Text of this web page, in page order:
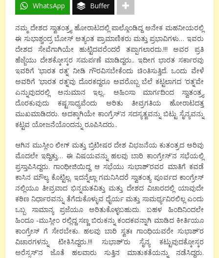
WhatsApp Buffer
ನಮ್ಮ ದೇಶದ ಸ್ವಾತಂತ್ರ್ಯ ಹೋರಾಟದಲ್ಲಿ ಪಾಲ್ಗೊಂಡಿದ್ದ ಅನೇಕ ಮಹನೀಯರಲ್ಲಿ
ಈ ಸುಭಾಶ್ಚಂದ್ರ ಬೋಸ್ ಅತ್ಯಂತ ಪ್ರಾಮಾಣಿಕರು ಮತ್ತು ಪ್ರಭಾವಿಗಳು… ಇವರು
ದೇಶದ ಸೇವೆಗಾಗಿಯೇ ಹುಟ್ಟಿದವರೆಂದರೆ ತಪ್ಪಾಗಲಾರದು.!!! ಅವರ ಪ್ರತಿ
ಹೆಜ್ಜೆಯು ದೇಶಕ್ಕೋಸ್ಕರ ಸಮರ್ಪಣೆ ಮಾಡಿದ್ದರು.. ಇದೀಗ ಭಾರತ ಸರ್ಕಾರವು
ಇವರಿಗೆ ‘ಭಾರತ ರತ್ನ’ ನೀಡಿ ಗೌರವಿಸಬೇಕೆಂದು ಚಿಂತಿಸುತ್ತಿದೆ. ಒಂದು ವೇಳೆ
ಅವರಿಗೆ ‘ಭಾರತ ರತ್ನ’ವು ದೊರಕದ್ದರೂ ಅವರೊಬ್ಬ ಬೆಲೆ ಕಟ್ಟಲಾಗದ ‘ರತ್ನ’ವೇ
ಎನ್ನುವುದರಲ್ಲಿ ಅನುಮಾನ ಇಲ್ಲ.. ಅಹಿಂಸಾ ಮಾರ್ಗದಿಂದ ಸ್ವಾತಂತ್ರ್ಯ
ದೊರಕುವುದು ಕಷ್ಟಸಾಧ್ಯವೆಂದು ಅರಿತು ತೀವ್ರಗತಿಯ ಹೋರಾಟದತ್ತ
ಮುಖಮಾಡಿದರು. ಅದಕ್ಕಾಗಿಯೇ ಕಾಂಗ್ರೆಸ್’ನ ಸದಸ್ಯತ್ವವನ್ನು ಬಿಟ್ಟು ಸೈನ್ಯವನ್ನು
ಕಟ್ಟವ ಯೋಜನೆಯೊಂದನ್ನು ರೂಪಿಸಿದರು..
ಆಗಿನ ಮುಸ್ಲೀಂ ಲೀಗ್ ಮತ್ತು ಬ್ರಿಟೀಷರ ದೇಶ ವಿಭಜನೆಯ ಕುತಂತ್ರದ ಅರಿವು
ಮೊದಲೇ ಇದ್ದಿತ್ತು… ಈ ವಿಷಯವನ್ನು ಹಲವು ಬಾರಿ ಕಾಂಗ್ರೇಸ್’ನ ಸಭೆಯಲ್ಲಿ
ಪ್ರಸ್ತಾಪಿಸಿದ್ದರು. ಗಾಂಧೀಜಿಯಿದ್ದ ಆ ಸಭೆಯು ಸುಭಾಶ್’ರವರ ಮಾತಿಗೆ ಕವಡೆ
ಕಾಸಿನ ಮೌಲ್ಯ ಕೊಟ್ಟಿಲ್ಲ. ಇದನ್ನೆಲ್ಲಾ ಗಮನಿಸಿದರೆ ಸ್ವಾತಂತ್ಯ ಪೂರ್ವದ ಕಾಂಗ್ರೇಸ್
ನಲ್ಲಿಯೂ ತೀವ್ರವಾದ ಭಿನ್ನಮತವಿತ್ತು ಮತ್ತು ದೇಶದ ವಿಚಾರದಲ್ಲಿ ಯಾವುದೇ
ಕಠಿಣ ನಿರ್ಧಾರವನ್ನು ತೆಗೆದುಕೊಳ್ಳುವ ಧೈರ್ಯ ಮತ್ತು ಸಾಮರ್ಥ್ಯವಿರಲಿಲ್ಲ ಎಂದು
ಒಬ್ಬ ಸಾಮಾನ್ಯ ಪ್ರಜೆಯೂ ಅರಿತುಕೊಳ್ಳಬಹುದು. ಬಹಳ ಹಿಂದಿನಿಂದಲೇ
ಹಿಂದೂ -ಮುಸ್ಲೀಂ ರಲ್ಲಿದ್ದ ಸಣ್ಣ ಬಿರುಕನ್ನು ಕಂದಕವನ್ನಾಗಿ ಮಾಡಿದ ಕೀರ್ತಿಯೂ
ಕಾಂಗ್ರೇಸ್ ಗೆ ಸೇರಬೇಕು. ಹಲವು ಬಾರಿ ಸ್ವತಃ ಗಾಂಧಿಯವರೇ ಸುಭಾಶ್’ರ
ವಿಚಾರಗಳನ್ನು ಟೀಕಿಸಿದ್ದರು.!!! ಸುಭಾಶ್’ರು ಸೈನ್ಯ ಕಟ್ಟುವುದಕ್ಕೋಸ್ಕರ
ಅರೆಸ್ಸಸ್’ನ ಜೊತೆ ಹಲವಾರು ಸುತ್ತಿನ ಮಾತುಕತೆಯನ್ನು ನಡೆಸಿದ್ದರು.